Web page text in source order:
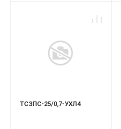
ТСЗПС-25/0,7-УХЛ4